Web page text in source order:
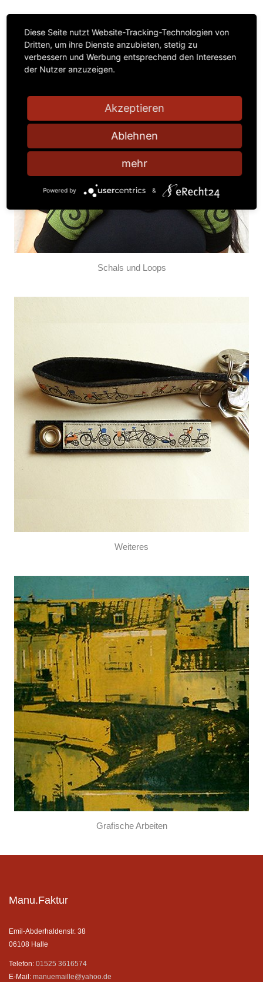
Schals und Loops
Weiteres
Grafische Arbeiten
Manu.Faktur
Emil-Abderhaldenstr. 38
06108 Halle
Telefon: 01525 3616574
E-Mail: manuemaille@yahoo.de
Diese Seite nutzt Website-Tracking-Technologien von
Dritten, um ihre Dienste anzubieten, stetig zu
verbessern und Werbung entsprechend den Interessen
der Nutzer anzuzeigen.
Akzeptieren
Ablehnen
mehr
Powered by &